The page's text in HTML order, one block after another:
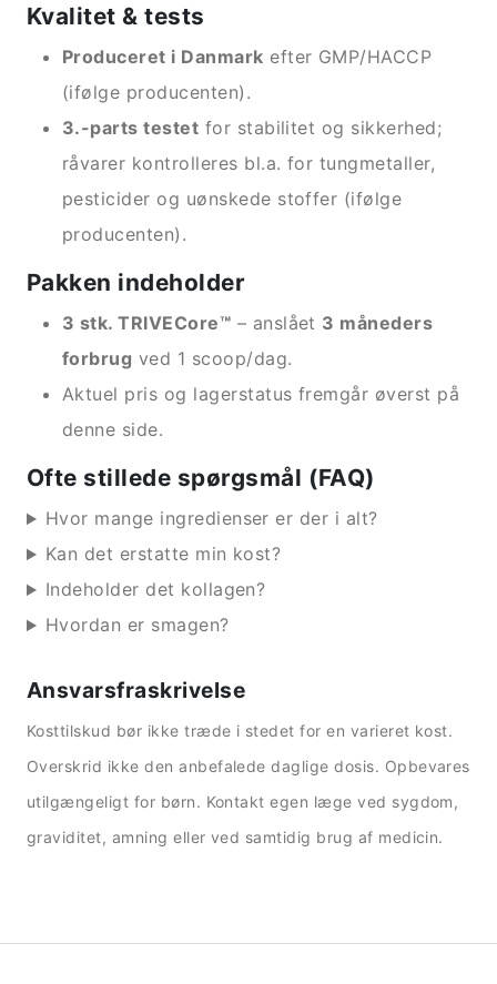
Kvalitet & tests
Produceret i Danmark efter GMP/HACCP
(ifølge producenten).
3.-parts testet for stabilitet og sikkerhed;
råvarer kontrolleres bl.a. for tungmetaller,
pesticider og uønskede stoffer (ifølge
producenten).
Pakken indeholder
3 stk. TRIVECore™ – anslået 3 måneders
forbrug ved 1 scoop/dag.
Aktuel pris og lagerstatus fremgår øverst på
denne side.
Ofte stillede spørgsmål (FAQ)
Hvor mange ingredienser er der i alt?
Kan det erstatte min kost?
Indeholder det kollagen?
Hvordan er smagen?
Ansvarsfraskrivelse
Kosttilskud bør ikke træde i stedet for en varieret kost.
Overskrid ikke den anbefalede daglige dosis. Opbevares
utilgængeligt for børn. Kontakt egen læge ved sygdom,
graviditet, amning eller ved samtidig brug af medicin.